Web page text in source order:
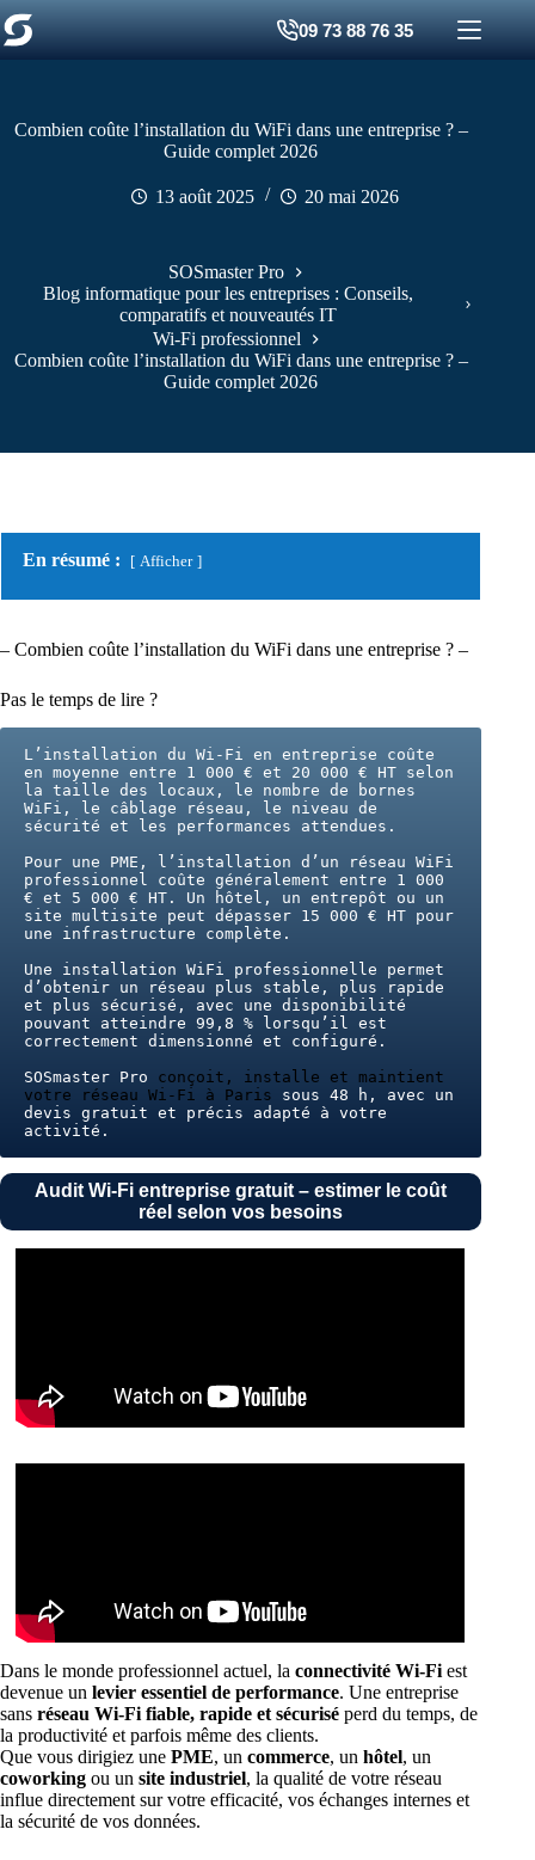
Passer
au
contenu
09 73 88 76 35
Combien coûte l’installation du WiFi dans une entreprise ? –
Guide complet 2026
13 août 2025 20 mai 2026
SOSmaster Pro
Blog informatique pour les entreprises : Conseils,
comparatifs et nouveautés IT
Wi-Fi professionnel
Combien coûte l’installation du WiFi dans une entreprise ? –
Guide complet 2026
En résumé : Afficher
– Combien coûte l’installation du WiFi dans une entreprise ? –
Pas le temps de lire ?
L’installation du Wi-Fi en entreprise coûte
en moyenne entre 1 000 € et 20 000 € HT selon
la taille des locaux, le nombre de bornes
WiFi, le câblage réseau, le niveau de
sécurité et les performances attendues.
Pour une PME, l’installation d’un réseau WiFi
professionnel coûte généralement entre 1 000
€ et 5 000 € HT. Un hôtel, un entrepôt ou un
site multisite peut dépasser 15 000 € HT pour
une infrastructure complète.
Une installation WiFi professionnelle permet
d’obtenir un réseau plus stable, plus rapide
et plus sécurisé, avec une disponibilité
pouvant atteindre 99,8 % lorsqu’il est
correctement dimensionné et configuré.
SOSmaster Pro conçoit, installe et maintient
votre réseau Wi-Fi à Paris sous 48 h, avec un
devis gratuit et précis adapté à votre
activité.
Audit Wi-Fi entreprise gratuit – estimer le coût
réel selon vos besoins
Dans le monde professionnel actuel, la connectivité Wi-Fiest
devenue un levier essentiel de performance. Une entreprise
sans réseau Wi-Fi fiable, rapide et sécurisé perd du temps, de
la productivité et parfois même des clients.
Que vous dirigiez une PME, un commerce, un hôtel, un
coworking ou un site industriel, la qualité de votre réseau
influe directement sur votre efficacité, vos échanges internes et
la sécurité de vos données.